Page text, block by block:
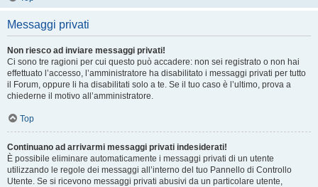
Messaggi privati
Non riesco ad inviare messaggi privati!
Ci sono tre ragioni per cui questo può accadere: non sei registrato o non hai
effettuato l’accesso, l’amministratore ha disabilitato i messaggi privati per tutto
il Forum, oppure li ha disabilitati solo a te. Se il tuo caso è l’ultimo, prova a
chiederne il motivo all’amministratore.
Top
Continuano ad arrivarmi messaggi privati indesiderati!
È possibile eliminare automaticamente i messaggi privati ​​di un utente
utilizzando le regole dei messaggi all’interno del tuo Pannello di Controllo
Utente. Se si ricevono messaggi privati ​​abusivi da un particolare utente,